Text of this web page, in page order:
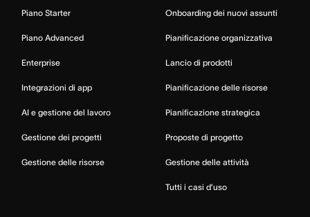
Piano Starter
Piano Advanced
Enterprise
Integrazioni di app
AI e gestione del lavoro
Gestione dei progetti
Gestione delle risorse
Onboarding dei nuovi assunti
Pianificazione organizzativa
Lancio di prodotti
Pianificazione delle risorse
Pianificazione strategica
Proposte di progetto
Gestione delle attività
Tutti i casi d’uso